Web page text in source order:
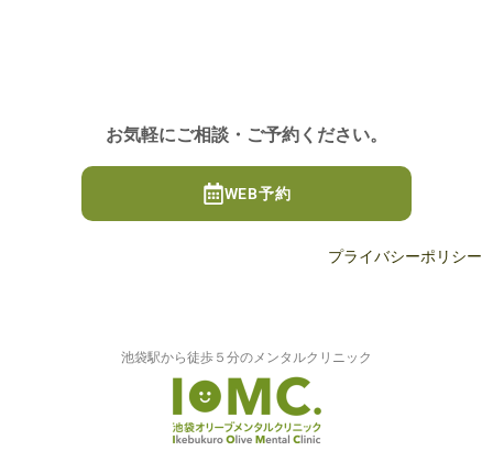
お気軽にご相談・ご予約ください。
WEB予約
プライバシーポリシー
池袋駅から徒歩５分のメンタルクリニック